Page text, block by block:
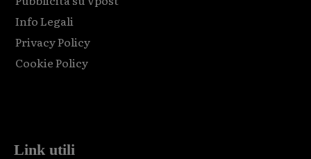
Info Legali
Privacy Policy
Cookie Policy
Link utili